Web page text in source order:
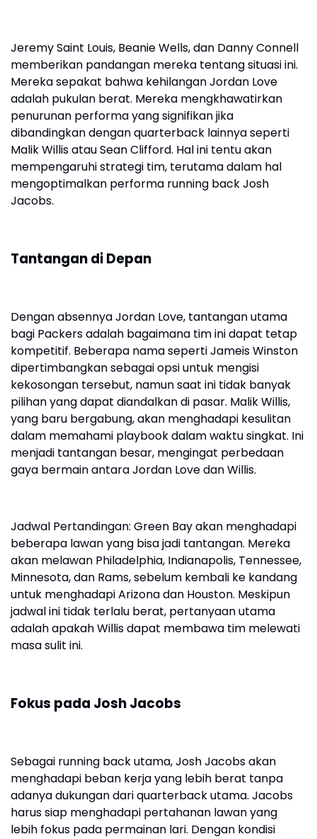
Jeremy Saint Louis, Beanie Wells, dan Danny Connell
memberikan pandangan mereka tentang situasi ini.
Mereka sepakat bahwa kehilangan Jordan Love
adalah pukulan berat. Mereka mengkhawatirkan
penurunan performa yang signifikan jika
dibandingkan dengan quarterback lainnya seperti
Malik Willis atau Sean Clifford. Hal ini tentu akan
mempengaruhi strategi tim, terutama dalam hal
mengoptimalkan performa running back Josh
Jacobs.
Tantangan di Depan
Dengan absennya Jordan Love, tantangan utama
bagi Packers adalah bagaimana tim ini dapat tetap
kompetitif. Beberapa nama seperti Jameis Winston
dipertimbangkan sebagai opsi untuk mengisi
kekosongan tersebut, namun saat ini tidak banyak
pilihan yang dapat diandalkan di pasar. Malik Willis,
yang baru bergabung, akan menghadapi kesulitan
dalam memahami playbook dalam waktu singkat. Ini
menjadi tantangan besar, mengingat perbedaan
gaya bermain antara Jordan Love dan Willis.
Jadwal Pertandingan: Green Bay akan menghadapi
beberapa lawan yang bisa jadi tantangan. Mereka
akan melawan Philadelphia, Indianapolis, Tennessee,
Minnesota, dan Rams, sebelum kembali ke kandang
untuk menghadapi Arizona dan Houston. Meskipun
jadwal ini tidak terlalu berat, pertanyaan utama
adalah apakah Willis dapat membawa tim melewati
masa sulit ini.
Fokus pada Josh Jacobs
Sebagai running back utama, Josh Jacobs akan
menghadapi beban kerja yang lebih berat tanpa
adanya dukungan dari quarterback utama. Jacobs
harus siap menghadapi pertahanan lawan yang
lebih fokus pada permainan lari. Dengan kondisi